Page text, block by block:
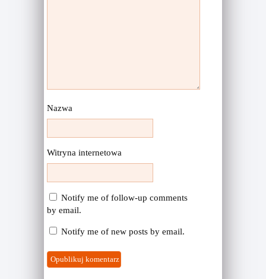
Nazwa
Witryna internetowa
Notify me of follow-up comments
by email.
Notify me of new posts by email.